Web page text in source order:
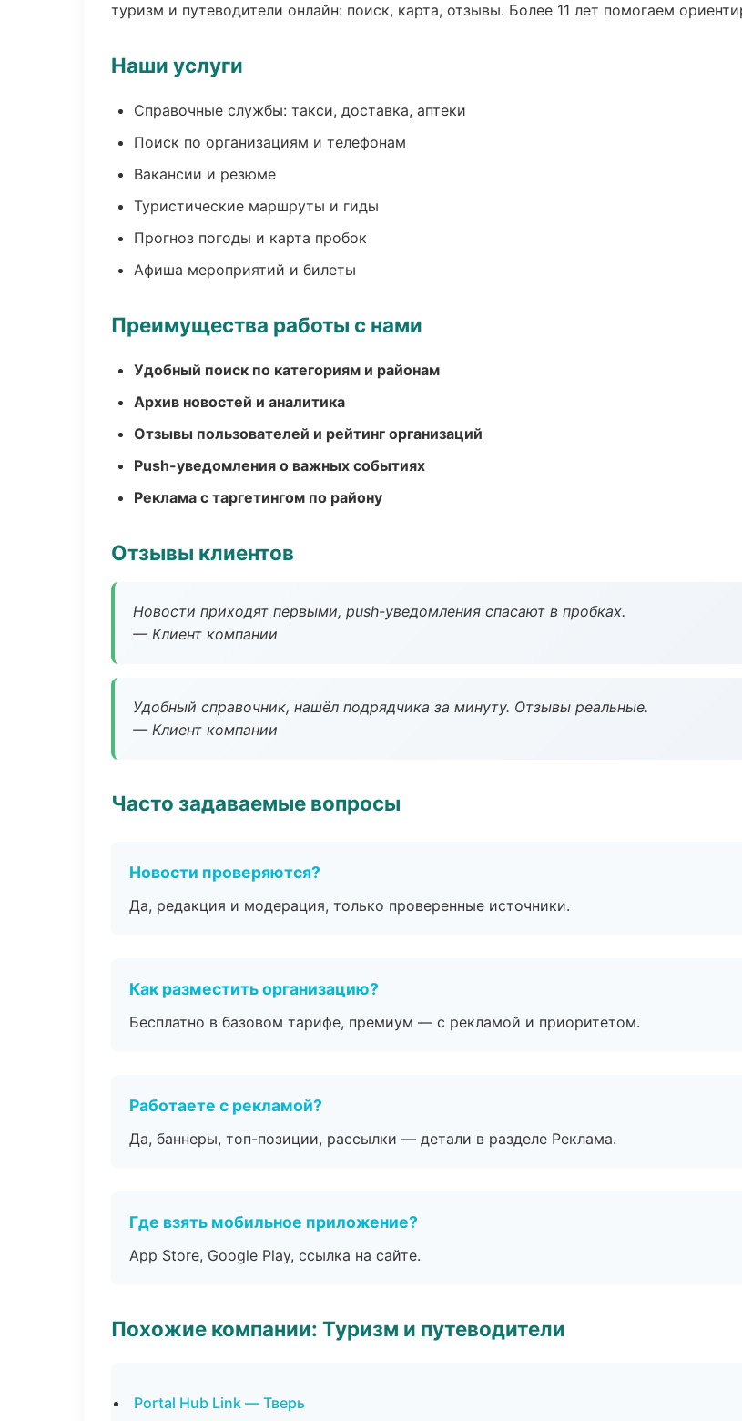
туризм и путеводители онлайн: поиск, карта, отзывы. Более 11 лет помогаем
Наши услуги
Справочные службы: такси, доставка, аптеки
Поиск по организациям и телефонам
Вакансии и резюме
Туристические маршруты и гиды
Прогноз погоды и карта пробок
Афиша мероприятий и билеты
Преимущества работы с нами
Удобный поиск по категориям и районам
Архив новостей и аналитика
Отзывы пользователей и рейтинг организаций
Push-уведомления о важных событиях
Реклама с таргетингом по району
Отзывы клиентов
Новости приходят первыми, push-уведомления спасают в пробках.
— Клиент компании
Удобный справочник, нашёл подрядчика за минуту. Отзывы реальные.
— Клиент компании
Часто задаваемые вопросы
Новости проверяются?
Да, редакция и модерация, только проверенные источники.
Как разместить организацию?
Бесплатно в базовом тарифе, премиум — с рекламой и приоритетом.
Работаете с рекламой?
Да, баннеры, топ-позиции, рассылки — детали в разделе Реклама.
Где взять мобильное приложение?
App Store, Google Play, ссылка на сайте.
Похожие компании: Туризм и путеводители
Portal Hub Link — Тверь